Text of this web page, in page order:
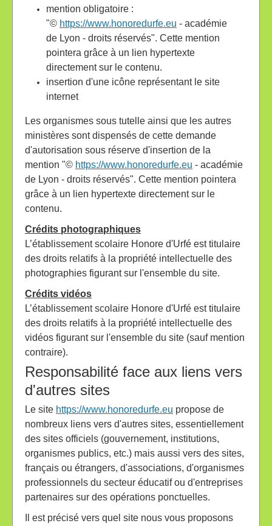
mention obligatoire :
"© https://www.honoredurfe.eu - académie
de Lyon - droits réservés". Cette mention
pointera grâce à un lien hypertexte
directement sur le contenu.
insertion d'une icône représentant le site
internet
Les organismes sous tutelle ainsi que les autres
ministères sont dispensés de cette demande
d'autorisation sous réserve d'insertion de la
mention "© https://www.honoredurfe.eu - académie
de Lyon - droits réservés". Cette mention pointera
grâce à un lien hypertexte directement sur le
contenu.
Crédits photographiques
L’établissement scolaire Honore d'Urfé est titulaire
des droits relatifs à la propriété intellectuelle des
photographies figurant sur l'ensemble du site.
Crédits vidéos
L’établissement scolaire Honore d'Urfé est titulaire
des droits relatifs à la propriété intellectuelle des
vidéos figurant sur l'ensemble du site (sauf mention
contraire).
Responsabilité face aux liens vers
d'autres sites
Le site https://www.honoredurfe.eu propose de
nombreux liens vers d'autres sites, essentiellement
des sites officiels (gouvernement, institutions,
organismes publics, etc.) mais aussi vers des sites,
français ou étrangers, d'associations, d'organismes
professionnels du secteur éducatif ou d'entreprises
partenaires sur des opérations ponctuelles.
Il est précisé vers quel site nous vous proposons